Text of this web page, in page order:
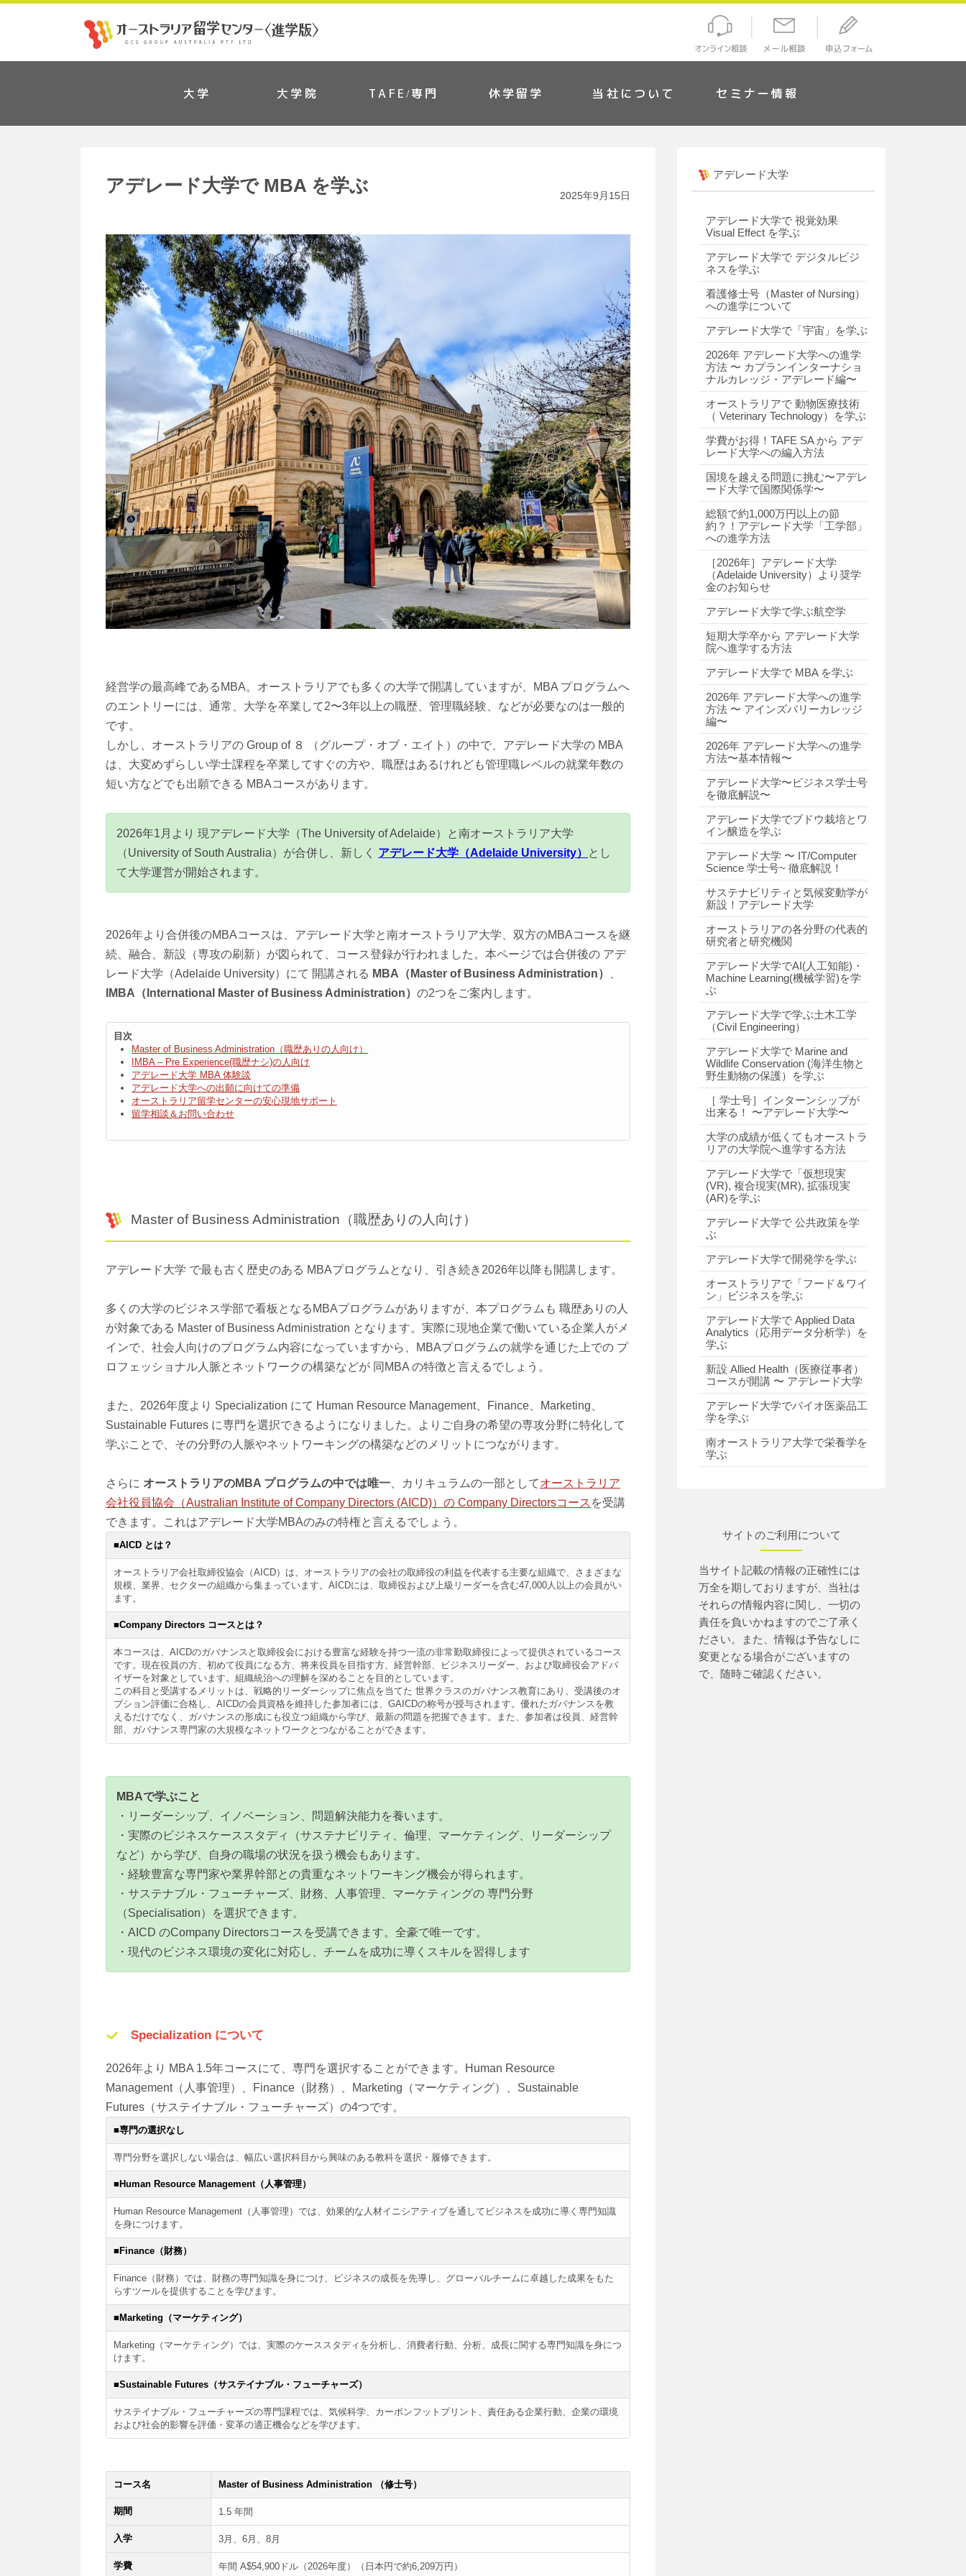
大学 大学院 TAFE/専門 休学留学 当社について セミナー情報
アデレード大学で MBA を学ぶ 2025年9月15日
経営学の最高峰であるMBA。オーストラリアでも多くの大学で開講していますが、MBA プログラムへ
のエントリーには、通常、大学を卒業して2〜3年以上の職歴、管理職経験、などが必要なのは一般的
です。
しかし、オーストラリアの Group of ８ （グループ・オブ・エイト）の中で、アデレード大学の MBA
は、大変めずらしい学士課程を卒業してすぐの方や、職歴はあるけれども管理職レベルの就業年数の
短い方などでも出願できる MBAコースがあります。
2026年1月より 現アデレード大学（The University of Adelaide）と南オーストラリア大学
（University of South Australia）が合併し、新しく アデレード大学（Adelaide University）
とし
て大学運営が開始されます。
2026年より合併後のMBAコースは、アデレード大学と南オーストラリア大学、双方のMBAコースを継
続、融合、新設（専攻の刷新）が図られて、コース登録が行われました。本ページでは合併後の アデ
レード大学（Adelaide University）にて 開講される MBA（Master of Business Administration）
IMBA（International Master of Business Administration） の2つをご案内します。
目次
Master of Business Administration（職歴ありの人向け）
IMBA – Pre Experience(職歴ナシ)の人向け
アデレード大学 MBA 体験談
アデレード大学への出願に向けての準備
オーストラリア留学センターの安心現地サポート
留学相談＆お問い合わせ
Master of Business Administration（職歴ありの人向け）
アデレード大学 で最も古く歴史のある MBAプログラムとなり、引き続き2026年以降も開講します。
多くの大学のビジネス学部で看板となるMBAプログラムがありますが、本プログラムも 職歴ありの人
が対象である Master of Business Administration となります。実際に現地企業で働いている企業人がメ
インで、社会人向けのプログラム内容になっていますから、MBAプログラムの就学を通じた上での プ
ロフェッショナル人脈とネットワークの構築などが 同MBA の特徴と言えるでしょう。
また、2026年度より Specialization にて Human Resource Management、Finance、Marketing、
Sustainable Futures に専門を選択できるようになりました。よりご自身の希望の専攻分野に特化して
学ぶことで、その分野の人脈やネットワーキングの構築などのメリットにつながります。
さらに オーストラリアのMBA プログラムの中では唯一 、カリキュラムの一部としてオーストラリア
会社役員協会（Australian Institute of Company Directors (AICD)）の Company Directorsコース を受講
できます。これはアデレード大学MBAのみの特権と言えるでしょう。
■AICD とは？
オーストラリア会社取締役協会（AICD）は、オーストラリアの会社の取締役の利益を代表する主要な組織で、さまざまな
規模、業界、セクターの組織から集まっています。AICDには、取締役および上級リーダーを含む47,000人以上の会員がい
ます。
■Company Directors コースとは？
本コースは、AICDのガバナンスと取締役会における豊富な経験を持つ一流の非常勤取締役によって提供されているコース
です。現在役員の方、初めて役員になる方、将来役員を目指す方、経営幹部、ビジネスリーダー、および取締役会アドバ
イザーを対象としています。組織統治への理解を深めることを目的としています。
この科目と受講するメリットは、戦略的リーダーシップに焦点を当てた 世界クラスのガバナンス教育にあり、受講後のオ
プション評価に合格し、AICDの会員資格を維持した参加者には、GAICDの称号が授与されます。優れたガバナンスを教
えるだけでなく、ガバナンスの形成にも役立つ組織から学び、最新の問題を把握できます。また、参加者は役員、経営幹
部、ガバナンス専門家の大規模なネットワークとつながることができます。
MBAで学ぶこと
・リーダーシップ、イノベーション、問題解決能力を養います。
・実際のビジネスケーススタディ（サステナビリティ、倫理、マーケティング、リーダーシップ
など）から学び、自身の職場の状況を扱う機会もあります。
・経験豊富な専門家や業界幹部との貴重なネットワーキング機会が得られます。
・サステナブル・フューチャーズ、財務、人事管理、マーケティングの 専門分野
（Specialisation）を選択できます。
・AICD のCompany Directorsコースを受講できます。全豪で唯一です。
・現代のビジネス環境の変化に対応し、チームを成功に導くスキルを習得します
Specialization について
2026年より MBA 1.5年コースにて、専門を選択することができます。Human Resource
Management（人事管理）、Finance（財務）、Marketing（マーケティング）、Sustainable
Futures（サステイナブル・フューチャーズ）の4つです。
■専門の選択なし
専門分野を選択しない場合は、幅広い選択科目から興味のある教科を選択・履修できます。
■Human Resource Management（人事管理）
Human Resource Management（人事管理）では、効果的な人材イニシアティブを通してビジネスを成功に導く専門知識
を身につけます。
■Finance（財務）
Finance（財務）では、財務の専門知識を身につけ、ビジネスの成長を先導し、グローバルチームに卓越した成果をもた
らすツールを提供することを学びます。
■Marketing（マーケティング）
Marketing（マーケティング）では、実際のケーススタディを分析し、消費者行動、分析、成長に関する専門知識を身につ
けます。
■Sustainable Futures（サステイナブル・フューチャーズ）
サステイナブル・フューチャーズの専門課程では、気候科学、カーボンフットプリント、責任ある企業行動、企業の環境
および社会的影響を評価・変革の適正機会などを学びます。
コース名 Master of Business Administration （修士号）
期間 1.5 年間
入学 3月、6月、8月
学費 年間 A$54,900ドル（2026年度）（日本円で約6,209万円）
アデレード大学
アデレード大学で 視覚効果
Visual Effect を学ぶ
アデレード大学で デジタルビジ
ネスを学ぶ
看護修士号（Master of Nursing）
への進学について
アデレード大学で「宇宙」を学ぶ
2026年 アデレード大学への進学
方法 〜 カプランインターナショ
ナルカレッジ・アデレード編〜
オーストラリアで 動物医療技術
（ Veterinary Technology）を学ぶ
学費がお得！TAFE SA から アデ
レード大学への編入方法
国境を越える問題に挑む〜アデレ
ード大学で国際関係学〜
総額で約1,000万円以上の節
約？！アデレード大学「工学部」
への進学方法
［2026年］アデレード大学
（Adelaide University）より奨学
金のお知らせ
アデレード大学で学ぶ航空学
短期大学卒から アデレード大学
院へ進学する方法
アデレード大学で MBA を学ぶ
2026年 アデレード大学への進学
方法 〜 アインズバリーカレッジ
編〜
2026年 アデレード大学への進学
方法〜基本情報〜
アデレード大学〜ビジネス学士号
を徹底解説〜
アデレード大学でブドウ栽培とワ
イン醸造を学ぶ
アデレード大学 〜 IT/Computer
Science 学士号~ 徹底解説！
サステナビリティと気候変動学が
新設！アデレード大学
オーストラリアの各分野の代表的
研究者と研究機関
アデレード大学でAI(人工知能)・
Machine Learning(機械学習)を学
ぶ
アデレード大学で学ぶ土木工学
（Civil Engineering）
アデレード大学で Marine and
Wildlife Conservation (海洋生物と
野生動物の保護）を学ぶ
［ 学士号］インターンシップが
出来る！ 〜アデレード大学〜
大学の成績が低くてもオーストラ
リアの大学院へ進学する方法
アデレード大学で「仮想現実
(VR), 複合現実(MR), 拡張現実
(AR)を学ぶ
アデレード大学で 公共政策を学
ぶ
アデレード大学で開発学を学ぶ
オーストラリアで「フード＆ワイ
ン」ビジネスを学ぶ
アデレード大学で Applied Data
Analytics（応用データ分析学）を
学ぶ
新設 Allied Health（医療従事者）
コースが開講 〜 アデレード大学
アデレード大学でバイオ医薬品工
学を学ぶ
南オーストラリア大学で栄養学を
学ぶ
サイトのご利用について
当サイト記載の情報の正確性には
万全を期しておりますが、当社は
それらの情報内容に関し、一切の
責任を負いかねますのでご了承く
ださい。また、情報は予告なしに
変更となる場合がございますの
で、随時ご確認ください。